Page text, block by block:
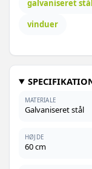
galvaniseret
vinduer
MATERIALE
Galvaniseret stål
HØJDE
60 cm
43-75.5